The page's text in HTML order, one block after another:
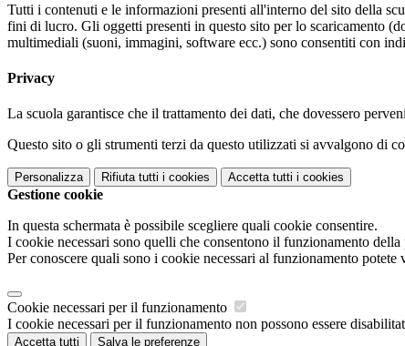
Tutti i contenuti e le informazioni presenti all'interno del sito della
fini di lucro. Gli oggetti presenti in questo sito per lo scaricamento
multimediali (suoni, immagini, software ecc.) sono consentiti con
Privacy
La scuola garantisce che il trattamento dei dati, che dovessero
Questo sito o gli strumenti terzi da questo utilizzati si avvalgono di
Personalizza Rifiuta tutti i cookies Accetta tutti i cookies
Gestione cookie
In questa schermata è possibile scegliere quali cookie consentire.
I cookie necessari sono quelli che consentono il funzionamento
Per conoscere quali sono i cookie necessari al funzionamento potete
Cookie necessari per il funzionamento
I cookie necessari per il funzionamento non possono essere
Accetta tutti Salva le preferenze